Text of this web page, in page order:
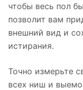
чтобы весь пол
позволит вам
внешний вид и
истирания.
Точно измерьте
всех ниш и